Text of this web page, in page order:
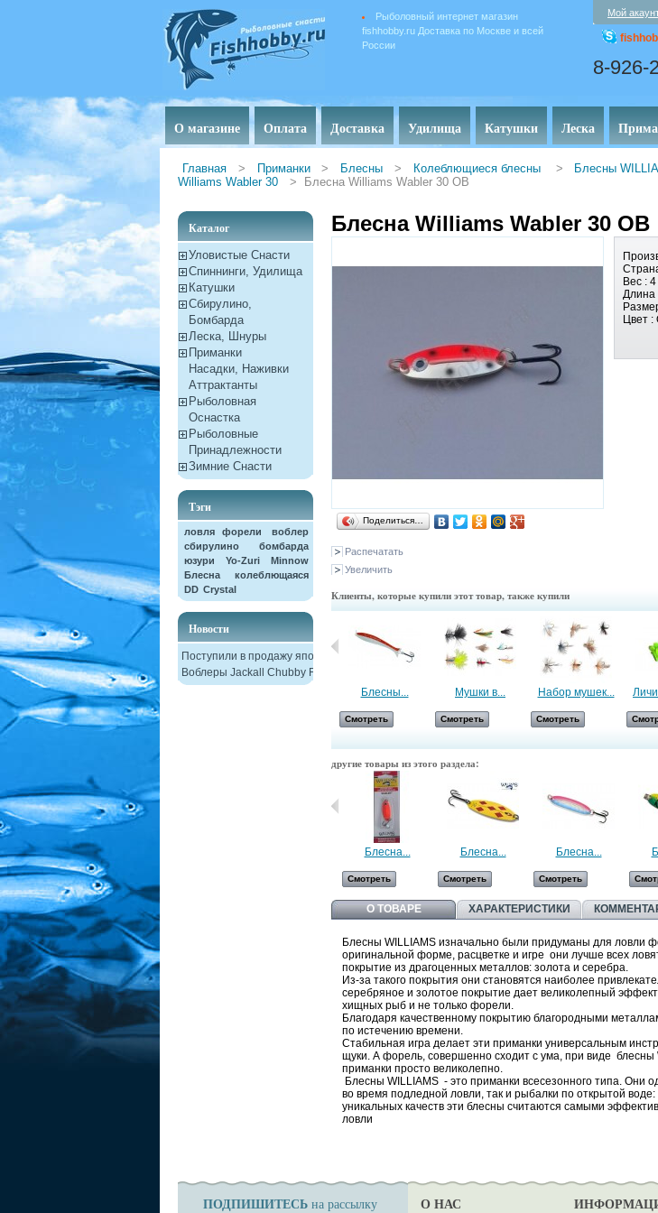
Рыболовный интернет магазин
fishhobby.ru Доставка по Москве и всей
России
Мой
8-926-
О магазине Оплата Доставка Удилища Катушки Леска
Главная > Приманки > Блесны > Колеблющиеся блесны > Блесны
Williams Wabler 30
> Блесна Williams Wabler 30 OB
Каталог
Уловистые Снасти
Спиннинги, Удилища
Катушки
Сбирулино,
Бомбарда
Леска, Шнуры
Приманки
Насадки, Наживки
Aттрактанты
Рыболовная
Оснастка
Рыболовные
Принадлежности
Зимние Снасти
Тэги
ловля форели
воблер
сбирулино
бомбарда
юзури
Yo-Zuri
Minnow
Блесна колеблющаяся
DD Crystal
Новости
Поступили в продажу японские
Воблеры Jackall Chubby F38
Блесна Williams Wabler 30 OB
Поделиться…
Распечатать
Увеличить
Вес :4
Длина
Цвет :
Клиенты, которые купили этот товар, также купили
Блесны...
Смотреть
Мушки в...
Смотреть
Набор мушек...
Смотреть
другие товары из этого раздела:
Блесна...
Смотреть
Блесна...
Смотреть
Блесна...
Смотреть
О ТОВАРЕ ХАРАКТЕРИСТИКИ
Блесны WILLIAMS изначально были придуманы для ловли
оригинальной форме, расцветке и игре они лучше всех
покрытие из драгоценных металлов: золота и серебра.
Из-за такого покрытия они становятся наиболее
серебряное и золотое покрытие дает великолепный
хищных рыб и не только форели.
Благодаря качественному покрытию благородными
по истечению времени.
Стабильная игра делает эти приманки универсальным
щуки. А форель, совершенно сходит с ума, при виде блесны
приманки просто великолепно.
Блесны WILLIAMS - это приманки всесезонного типа. Они
во время подледной ловли, так и рыбалки по открытой
уникальных качеств эти блесны считаются самыми
ловли
ПОДПИШИТЕСЬ на рассылку О НАС